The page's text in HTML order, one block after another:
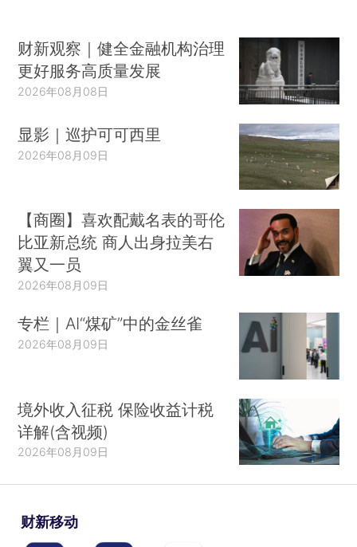
财新观察｜健全金融机构治理
更好服务高质量发展
2026年08月08日
显影｜巡护可可西里
2026年08月09日
【商圈】喜欢配戴名表的哥伦
比亚新总统 商人出身拉美右
翼又一员
2026年08月09日
专栏｜AI“煤矿”中的金丝雀
2026年08月09日
境外收入征税 保险收益计税
详解(含视频)
2026年08月09日
财新移动